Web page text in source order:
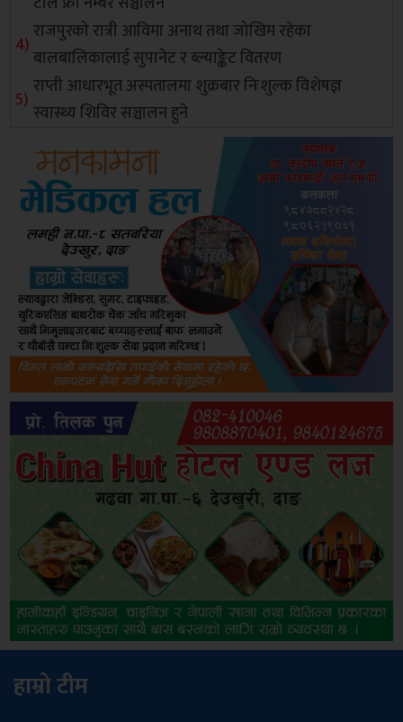
राजपुरको रात्री आविमा अनाथ तथा जोखिम रहेका
बालबालिकालाई सुपानेट र ब्ल्याङ्केट वितरण
राप्ती आधारभूत अस्पतालमा शुक्रबार निःशुल्क विशेषज्ञ
स्वास्थ्य शिविर सञ्चालन हुने
हाम्रो टीम